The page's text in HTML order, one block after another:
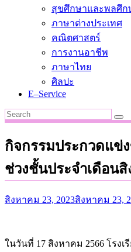
สุขศึกษาและพลศึก
ภาษาต่างประเทศ
คณิตศาสตร์
การงานอาชีพ
ภาษาไทย
ศิลปะ
E–Service
กิจกรรมประกวดแข่
ช่วงชั้นประจำเดือน
สิงหาคม 23, 2023สิงหาคม 23,
ในวันที่ 17 สิงหาคม 2566 โรง